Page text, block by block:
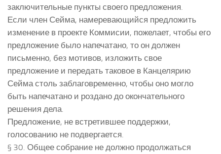
заключительные пункты своего предложения.
Если член Сейма, намеревающийся предложить
изменение в проекте Коммисии, пожелает, чтобы его
предложение было напечатано, то он должен
письменно, без мотивов, изложить свое
предложение и передать таковое в Канцелярию
Сейма столь заблаговременно, чтобы оно могло
быть напечатано и роздано до окончательного
решения дела.
Предложение, не встретившее поддержки,
голосованию не подвергается.
§ 30. Общее собрание не должно продолжаться